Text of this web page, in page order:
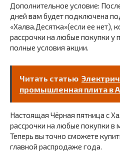
Дополнительное условие:
дней вам будет подключена
«Халва.Десятка»(если ее нет),
рассрочки на любые покупки у
полные условия акции.
Читать статью
промышленная плита в
Настоящая Чёрная пятница с
рассрочки на любые покупки в
Теперь вы точно сможете
главной распродаже года.